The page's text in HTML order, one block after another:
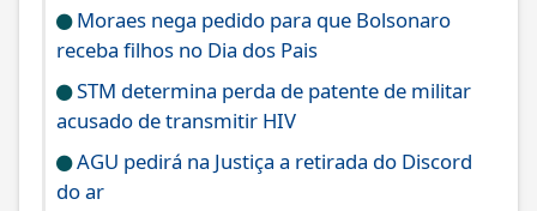
Moraes nega pedido para que Bolsonaro
receba filhos no Dia dos Pais
STM determina perda de patente de militar
acusado de transmitir HIV
AGU pedirá na Justiça a retirada do Discord
do ar